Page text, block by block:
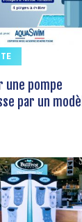
une pompe
par un